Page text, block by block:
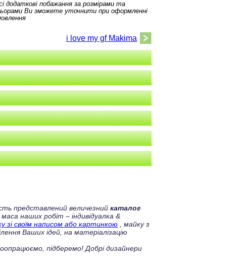
додаткові побажання за розмірами та
Ви зможете уточнити при оформленні
i love my gf Makima
представлений величезний каталог
маса наших робіт – індивідуалка &
зі своїм написом або картинкою , майку з
Ваших ідей, на матеріалізацію
підберемо! Добрі дизайнери